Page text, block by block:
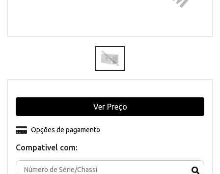
Compativel com:
Opções de pagamento
Ver Preço